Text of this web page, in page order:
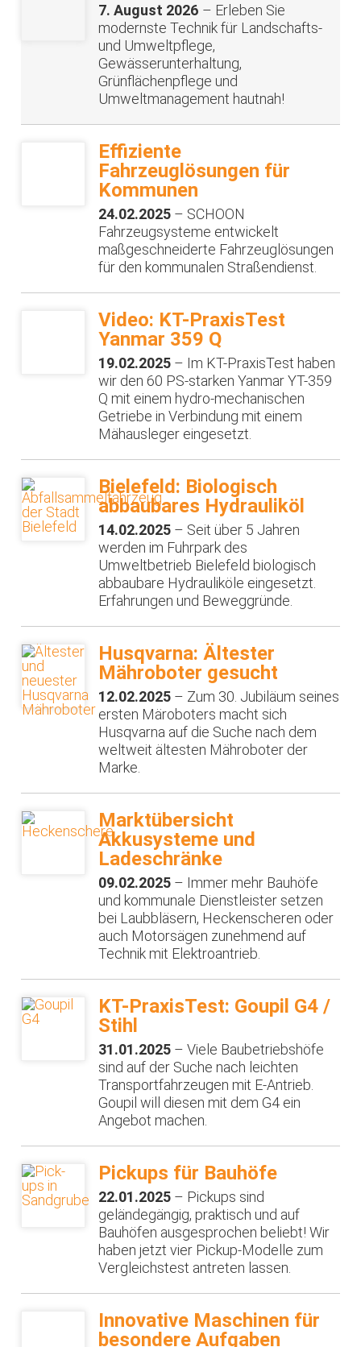
7. August 2026 – Erleben Sie
modernste Technik für Landschafts-
und Umweltpflege,
Gewässerunterhaltung,
Grünflächenpflege und
Umweltmanagement hautnah!
Effiziente
Fahrzeuglösungen für
Kommunen
24.02.2025 – SCHOON
Fahrzeugsysteme entwickelt
maßgeschneiderte Fahrzeuglösungen
für den kommunalen Straßendienst.
Video: KT-PraxisTest
Yanmar 359 Q
19.02.2025 – Im KT-PraxisTest haben
wir den 60 PS-starken Yanmar YT-359
Q mit einem hydro-mechanischen
Getriebe in Verbindung mit einem
Mähausleger eingesetzt.
Bielefeld: Biologisch
abbaubares Hydrauliköl
14.02.2025 – Seit über 5 Jahren
werden im Fuhrpark des
Umweltbetrieb Bielefeld biologisch
abbaubare Hydrauliköle eingesetzt.
Erfahrungen und Beweggründe.
Husqvarna: Ältester
Mähroboter gesucht
12.02.2025 – Zum 30. Jubiläum seines
ersten Märoboters macht sich
Husqvarna auf die Suche nach dem
weltweit ältesten Mähroboter der
Marke.
Marktübersicht
Akkusysteme und
Ladeschränke
09.02.2025 – Immer mehr Bauhöfe
und kommunale Dienstleister setzen
bei Laubbläsern, Heckenscheren oder
auch Motorsägen zunehmend auf
Technik mit Elektroantrieb.
KT-PraxisTest: Goupil G4 /
Stihl
31.01.2025 – Viele Baubetriebshöfe
sind auf der Suche nach leichten
Transportfahrzeugen mit E-Antrieb.
Goupil will diesen mit dem G4 ein
Angebot machen.
Pickups für Bauhöfe
22.01.2025 – Pickups sind
geländegängig, praktisch und auf
Bauhöfen ausgesprochen beliebt! Wir
haben jetzt vier Pickup-Modelle zum
Vergleichstest antreten lassen.
Innovative Maschinen für
besondere Aufgaben